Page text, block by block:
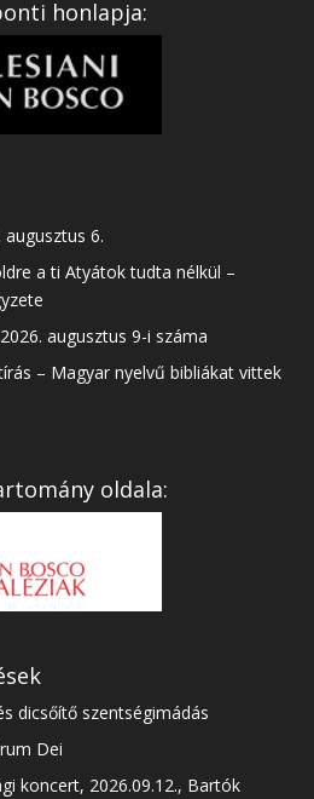
honlapja:
6.
a ti Atyátok tudta nélkül –
augusztus 9-i száma
– Magyar nyelvű bibliákat vittek
oldala:
dicsőítő szentségimádás
Dei
koncert, 2026.09.12., Bartók